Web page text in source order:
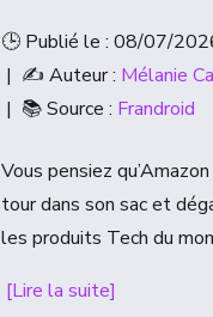
🕒 Publié le : 08/07/
| ✍️ Auteur : Mélanie
| 📚 Source : Frandroid
Vous pensiez
tour dans son sac et
les produits Tech du
[Lire la suite]